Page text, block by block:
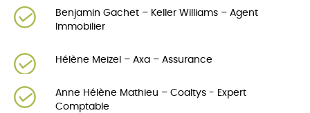
Benjamin Gachet – Keller Williams – Agent
Immobilier
Hélène Meizel – Axa – Assurance
Anne Hélène Mathieu – Coaltys - Expert
Comptable